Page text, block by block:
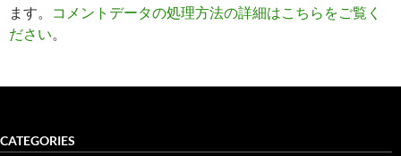
ます。
コメントデータの処理方法の詳細はこちらをご覧く
ださい。
CATEGORIES